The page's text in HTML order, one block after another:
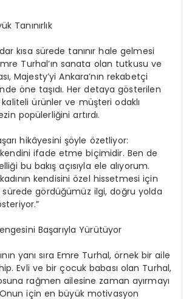
Tanınırlık
kısa sürede tanınır hale gelmesi
Turhal’ın sanata olan tutkusu ve
Majesty’yi Ankara’nın rekabetçi
öne taşıdı. Her detaya gösterilen
kaliteli ürünler ve müşteri odaklı
popülerliğini artırdı.
hikâyesini şöyle özetliyor:
kendini ifade etme biçimidir. Ben de
bu bakış açısıyla ele alıyorum.
kendisini özel hissetmesi için
sürede gördüğümüz ilgi, doğru yolda
Başarıyla Yürütüyor
yanı sıra Emre Turhal, örnek bir aile
Evli ve bir çocuk babası olan Turhal,
rağmen ailesine zaman ayırmayı
için en büyük motivasyon